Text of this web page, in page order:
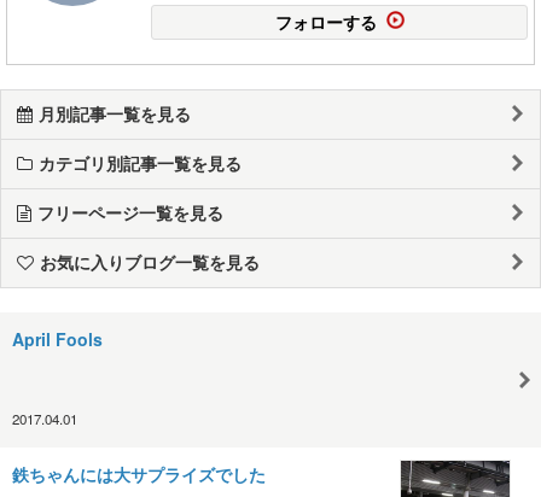
フォローする
月別記事一覧を見る
カテゴリ別記事一覧を見る
フリーページ一覧を見る
お気に入りブログ一覧を見る
April Fools
2017.04.01
鉄ちゃんには大サプライズでした